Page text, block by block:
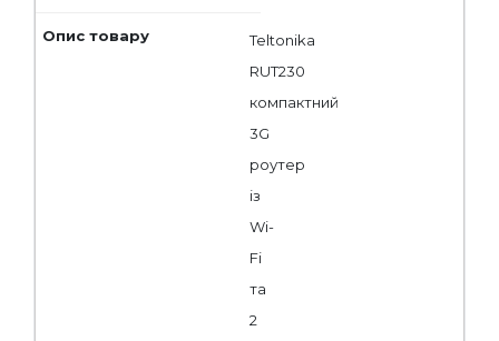
Teltonika
RUT230
компактний
3G
роутер
із
Wi-
Fi
та
2